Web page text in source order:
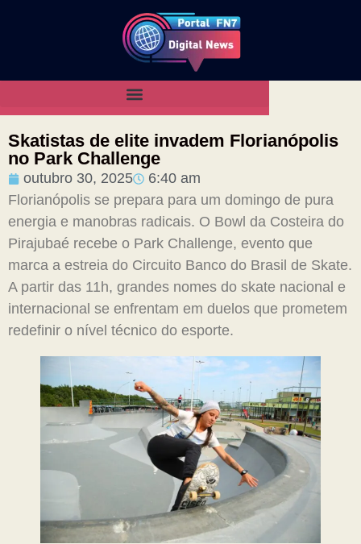
Skatistas de elite invadem Florianópolis
no Park Challenge
outubro 30, 2025
6:40 am
Florianópolis se prepara para um domingo de pura
energia e manobras radicais. O Bowl da Costeira do
Pirajubaé recebe o Park Challenge, evento que
marca a estreia do Circuito Banco do Brasil de Skate.
A partir das 11h, grandes nomes do skate nacional e
internacional se enfrentam em duelos que prometem
redefinir o nível técnico do esporte.